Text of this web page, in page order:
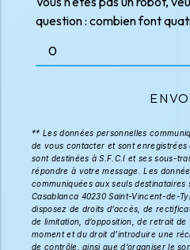
question : combien font
** Les données personnelles
de vous contacter et sont
sont destinées à S.F.C.I et ses sous-
répondre à votre message. Les
communiquées aux seuls destinataires
Casablanca 40230 Saint-Vincent-de-
disposez de droits d’accès, de
de limitation, d’opposition, de retrait
moment et du droit d’introduire une
de contrôle, ainsi que d’organiser le